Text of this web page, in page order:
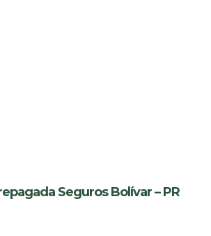
Seguros Bolívar – PR